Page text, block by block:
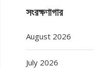
সংরক্ষণাগার
August 2026
July 2026